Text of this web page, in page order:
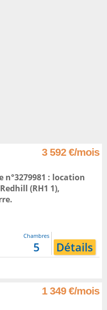
3 592 €/mois
n°3279981 : location
Redhill (RH1 1),
.
Chambres
5 Détails
1 349 €/mois